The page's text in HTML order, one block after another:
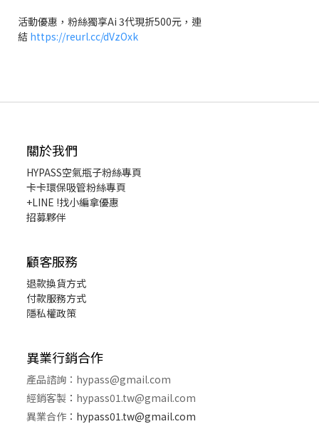
活動優惠，粉絲獨享Ai 3代現折500元，連
結 https://reurl.cc/dVzOxk
關於我們
HYPASS空氣瓶子粉絲專頁
卡卡環保吸管粉絲專頁
+LINE !找小編拿優惠
招募夥伴
顧客服務
退款換貨方式
付款服務方式
隱私權政策
異業行銷合作
產品諮詢： hypass@gmail.com
經銷客製 ： hypass01.tw@gmail.com
異業合作 ： hypass01.tw@gmail.com